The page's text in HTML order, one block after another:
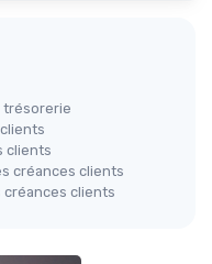
trésorerie
clients
créances clients
créances clients